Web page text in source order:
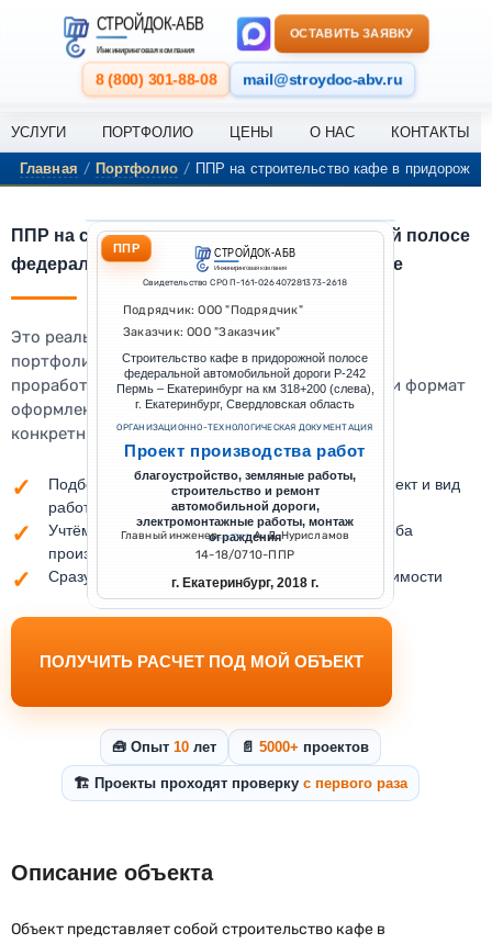
Перейти к содержанию
СТРОЙДОК-АБВ
Инжиниринговая компания
8 (800) 301-88-08 mail@stroydoc-abv.ru
ОСТАВИТЬ ЗАЯВКУ
УСЛУГИ ПОРТФОЛИО ЦЕНЫ О НАС КОНТАКТЫ
Главная / Портфолио / ППР на строительство кафе в
СТРОЙДОК-АБВ
Инжиниринговая компания
Свидетельство СРО П-161-026407281373-2618
Подрядчик: ООО "Подрядчик"
Заказчик: ООО "Заказчик"
Строительство кафе в придорожной полосе
федеральной автомобильной дороги Р-242
Пермь – Екатеринбург на км 318+200 (слева),
г. Екатеринбург, Свердловская область
ППР
ОРГАНИЗАЦИОННО-ТЕХНОЛОГИЧЕСКАЯ ДОКУМЕНТАЦИЯ
Проект производства работ
благоустройство, земляные работы,
строительство и ремонт
автомобильной дороги,
электромонтажные работы, монтаж
ограждения
14-18/0710-ППР
Главный инженер А. Д. Нурисламов
г. Екатеринбург, 2018 г.
ППР на строительство кафе в придорожной полосе
федеральной дороги Р-242 в Екатеринбурге
Это реальный выполненный проект из нашего
портфолио. По нему можно оценить уровень
проработки документации, состав материалов и формат
оформления, который мы подготавливаем под
конкретный объект.
Подберём комплект документации под ваш объект и вид
работ
Учтём требования заказчика, площадки и способа
производства работ
Сразу сориентируем по сроку разработки и стоимости
ПОЛУЧИТЬ РАСЧЕТ ПОД МОЙ ОБЪЕКТ
🧰 Опыт 10 лет 📄 5000+ проектов
🏗️ Проекты проходят проверку с первого раза
Описание объекта
Объект представляет собой строительство кафе в